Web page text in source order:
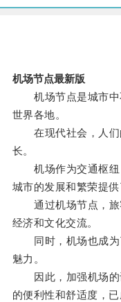
机场节点最新版
机场节点是城市中
世界各地。
在现代社会，人们
长。
机场作为交通枢纽
城市的发展和繁荣提供
通过机场节点，旅
经济和文化交流。
同时，机场也成为
魅力。
因此，加强机场的
的便利性和舒适度，